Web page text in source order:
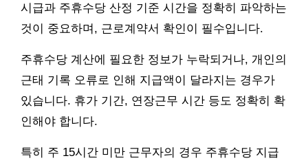
시급과 주휴수당 산정 기준 시간을 정확히 파악하는
것이 중요하며, 근로계약서 확인이 필수입니다.
주휴수당 계산에 필요한 정보가 누락되거나, 개인의
근태 기록 오류로 인해 지급액이 달라지는 경우가
있습니다. 휴가 기간, 연장근무 시간 등도 정확히 확
인해야 합니다.
특히 주 15시간 미만 근무자의 경우 주휴수당 지급